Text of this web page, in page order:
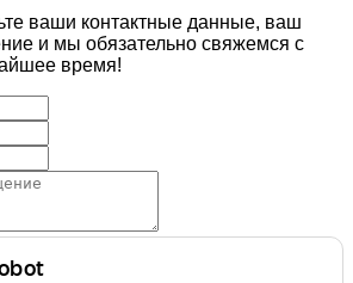
ваши контактные данные, ваш
и мы обязательно свяжемся с
время!